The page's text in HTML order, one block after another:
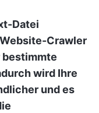
Datei
Crawler
bestimmte
wird Ihre
und es